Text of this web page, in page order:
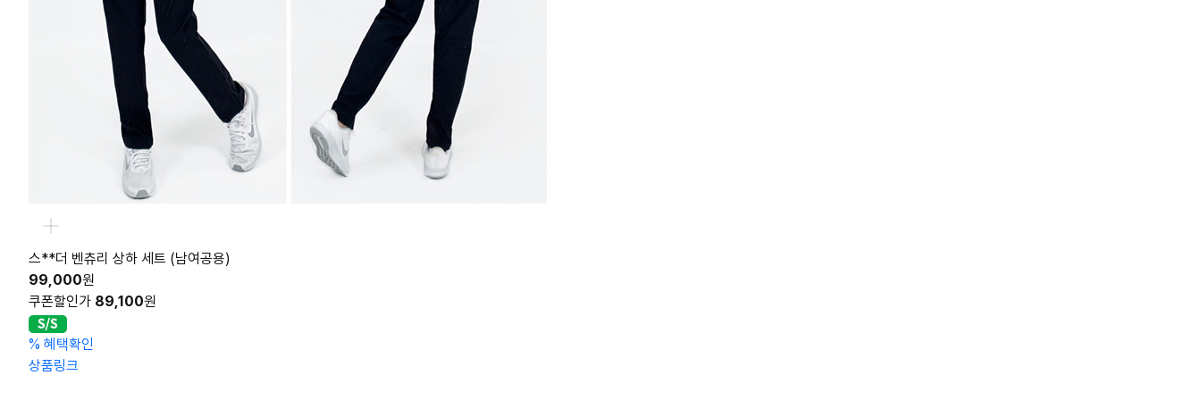
스**더 벤츄리 상하 세트 (남여공용)
99,000원
쿠폰할인가 89,100원
% 혜택확인
상품링크